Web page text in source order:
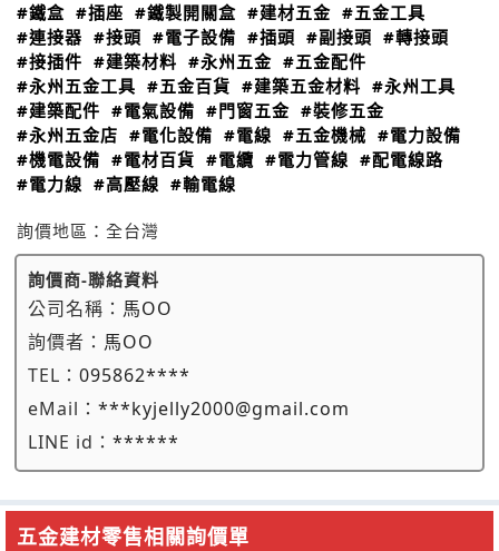
#鐵盒 #插座 #鐵製開關盒 #建材五金 #五金工具
#連接器 #接頭 #電子設備 #插頭 #副接頭 #轉接頭
#接插件 #建築材料 #永州五金 #五金配件
#永州五金工具 #五金百貨 #建築五金材料 #永州工具
#建築配件 #電氣設備 #門窗五金 #裝修五金
#永州五金店 #電化設備 #電線 #五金機械 #電力設備
#機電設備 #電材百貨 #電纜 #電力管線 #配電線路
#電力線 #高壓線 #輸電線
詢價地區： 全台灣
詢價商-聯絡資料
公司名稱： 馬OO
詢價者： 馬OO
TEL： 095862****
eMail： ***kyjelly2000@gmail.com
LINE id： ******
五金建材零售相關詢價單